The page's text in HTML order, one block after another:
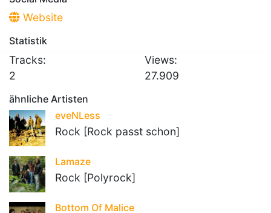
Website
Statistik
Tracks:
2
Views:
27.909
ähnliche Artisten
eveNLess
Rock [Rock passt schon]
Lamaze
Rock [Polyrock]
Bottom Of Malice